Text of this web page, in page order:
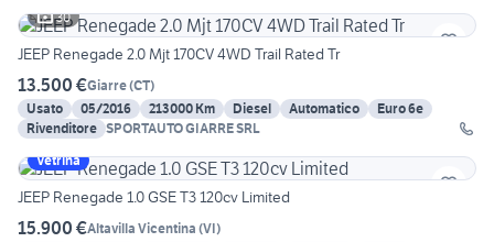
30
JEEP Renegade 2.0 Mjt 170CV 4WD Trail Rated Tr
13.500 €Giarre(CT)
Usato
05/2016 213000 Km Diesel Automatico
Euro 6e
Rivenditore SPORTAUTO GIARRE SRL
Vetrina
JEEP Renegade 1.0 GSE T3 120cv Limited
15.900 €Altavilla Vicentina (VI)